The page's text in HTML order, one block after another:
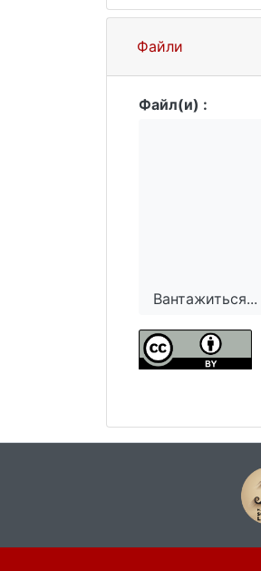
Файли
Файл(и) :
Вантажиться...
Вантажиться...